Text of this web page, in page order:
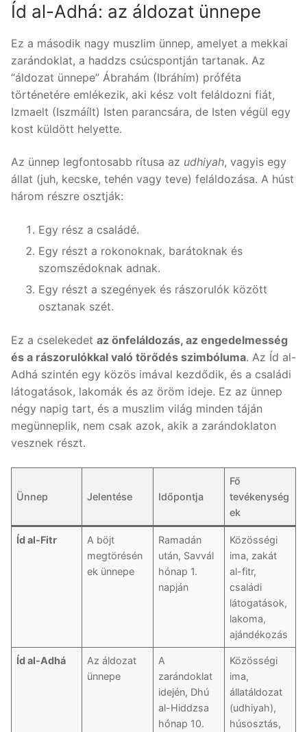
Íd al-Adhá: az áldozat ünnepe
Ez a második nagy muszlim ünnep, amelyet a mekkai
zarándoklat, a haddzs csúcspontján tartanak. Az
“áldozat ünnepe” Ábrahám (Ibráhím) próféta
történetére emlékezik, aki kész volt feláldozni fiát,
Izmaelt (Iszmáílt) Isten parancsára, de Isten végül egy
kost küldött helyette.
Az ünnep legfontosabb rítusa az udhiyah, vagyis egy
állat (juh, kecske, tehén vagy teve) feláldozása. A húst
három részre osztják:
Egy rész a családé.
Egy részt a rokonoknak, barátoknak és
szomszédoknak adnak.
Egy részt a szegények és rászorulók között
osztanak szét.
Ez a cselekedet az önfeláldozás, az engedelmesség
és a rászorulókkal való törődés szimbóluma. Az Íd al-
Adhá szintén egy közös imával kezdődik, és a családi
látogatások, lakomák és az öröm ideje. Ez az ünnep
négy napig tart, és a muszlim világ minden táján
megünneplik, nem csak azok, akik a zarándoklaton
vesznek részt.
Ünnep Jelentése Időpontja
Fő
tevékenység
ek
Íd al-Fitr
A böjt
megtörésén
ek ünnepe
Ramadán
után, Savvál
hónap 1.
napján
Közösségi
ima, zakát
al-fitr,
családi
látogatások,
lakoma,
ajándékozás
Íd al-Adhá
Az áldozat
ünnepe
A
zarándoklat
idején, Dhú
al-Hiddzsa
hónap 10.
Közösségi
ima,
állatáldozat
(udhiyah),
húsosztás,